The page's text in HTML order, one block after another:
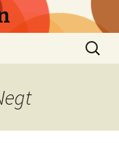
Suchen
nach: